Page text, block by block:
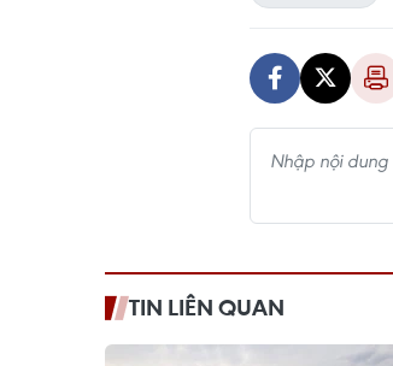
TIN LIÊN QUAN